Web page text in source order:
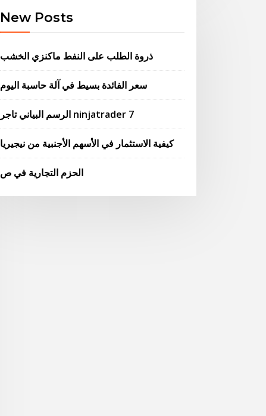
New Posts
ذروة الطلب على النفط ماكنزي الخشب
سعر الفائدة بسيط في آلة حاسبة اليوم
الرسم البياني تاجر ninjatrader 7
كيفية الاستثمار في الأسهم الأجنبية من نيجيريا
الحزم التجارية في ص